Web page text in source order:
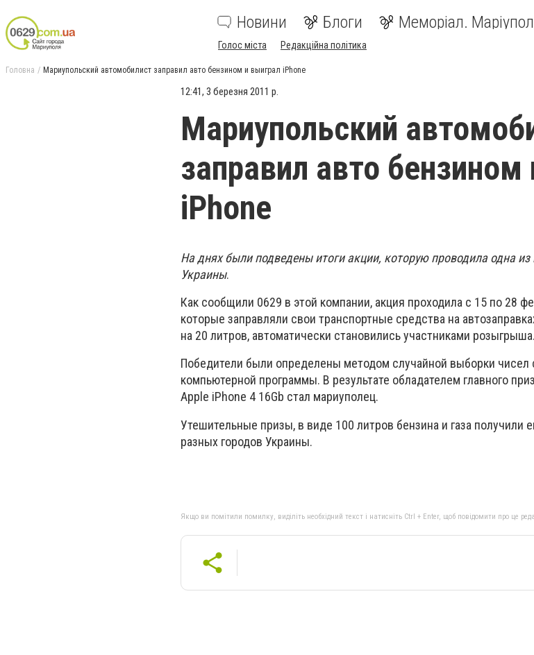
Новини Блоги Меморіал.
Голос міста Редакційна політика
Головна Мариупольский автомобилист заправил авто бензином и выиграл iPhone
12:41, 3 березня 2011 р.
Мариупольский
заправил авто
iPhone
На днях были подведены итоги акции, которую проводила одна из
Украины.
Как сообщили 0629 в этой компании, акция проходила с 15 по 28
которые заправляли свои транспортные средства на
на 20 литров, автоматически становились участниками розыгрыша.
Победители были определены методом случайной выборки
компьютерной программы. В результате обладателем главного
Apple iPhone 4 16Gb стал мариуполец.
Утешительные призы, в виде 100 литров бензина и газа получили
разных городов Украины.
Якщо ви помітили помилку, виділіть необхідний текст і натисніть Ctrl + Enter, щоб повідомити про це